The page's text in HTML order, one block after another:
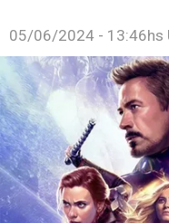
05/06/2024 - 13:46hs